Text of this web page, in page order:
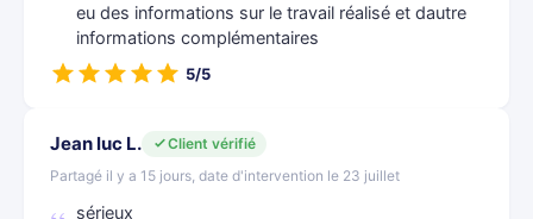
eu des informations sur le travail réalisé et dautre
informations complémentaires
5/5
Jean luc L.
Client vérifié
Partagé il y a 15 jours, date d'intervention le 23 juillet
sérieux